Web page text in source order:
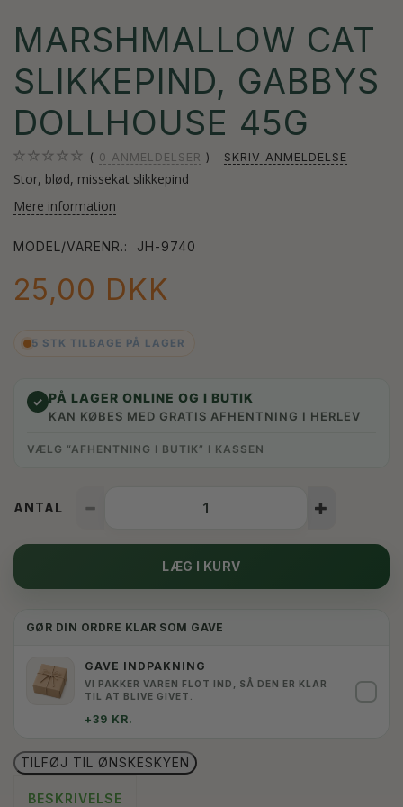
MARSHMALLOW CAT
SLIKKEPIND, GABBYS
DOLLHOUSE 45G
0 ANMELDELSER SKRIV ANMELDELSE
Stor, blød, missekat slikkepind
Mere information
MODEL/VARENR.: JH-9740
25,00 DKK
5 STK TILBAGE PÅ LAGER
✓ PÅ LAGER ONLINE OG I BUTIK
KAN KØBES MED GRATIS AFHENTNING I HERLEV
VÆLG “AFHENTNING I BUTIK” I KASSEN
ANTAL
LÆG I KURV
GØR DIN ORDRE KLAR SOM GAVE
GAVE INDPAKNING
VI PAKKER VAREN FLOT IND, SÅ DEN ER KLAR
TIL AT BLIVE GIVET.
+39 KR.
TILFØJ TIL ØNSKESKYEN
BESKRIVELSE